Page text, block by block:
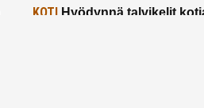
KOTIHyödynnä talvikelit